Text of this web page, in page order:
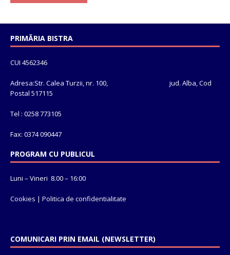
PRIMĂRIA BISTRA
CUI 4562346
Adresa:Str. Calea Turzii, nr. 100, jud. Alba, Cod
Postal 517115
Tel : 0258 773105
Fax: 0374 090447
PROGRAM CU PUBLICUL
Luni – Vineri 8.00 – 16:00
Cookies | Politica de confidentialitate
COMUNICARI PRIN EMAIL (NEWSLETTER)